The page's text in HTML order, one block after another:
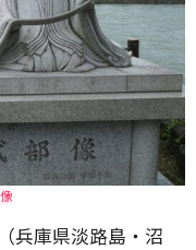
兵庫県淡路島・沼